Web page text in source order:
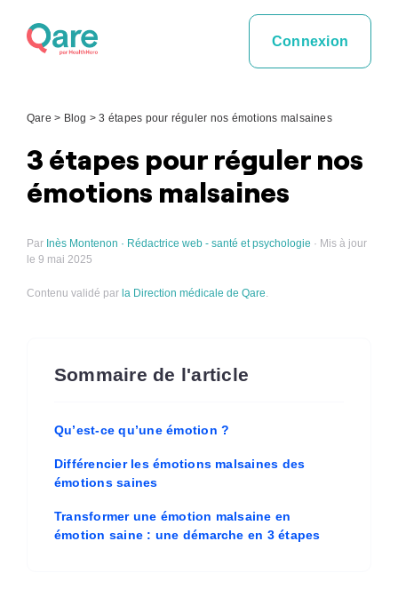
Connexion
Qare > Blog >3 étapes pour réguler nos émotions malsaines
3 étapes pour réguler nos
émotions malsaines
Par Inès Montenon · Rédactrice web - santé et psychologie · Mis à jour
le 9 mai 2025
Contenu validé par la Direction médicale de Qare.
Sommaire de l'article
Qu’est-ce qu’une émotion ?
Différencier les émotions malsaines des
émotions saines
Transformer une émotion malsaine en
émotion saine : une démarche en 3 étapes